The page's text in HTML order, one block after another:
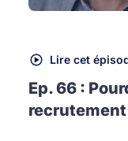
Lire cet
Ep. 66 :
recrutement